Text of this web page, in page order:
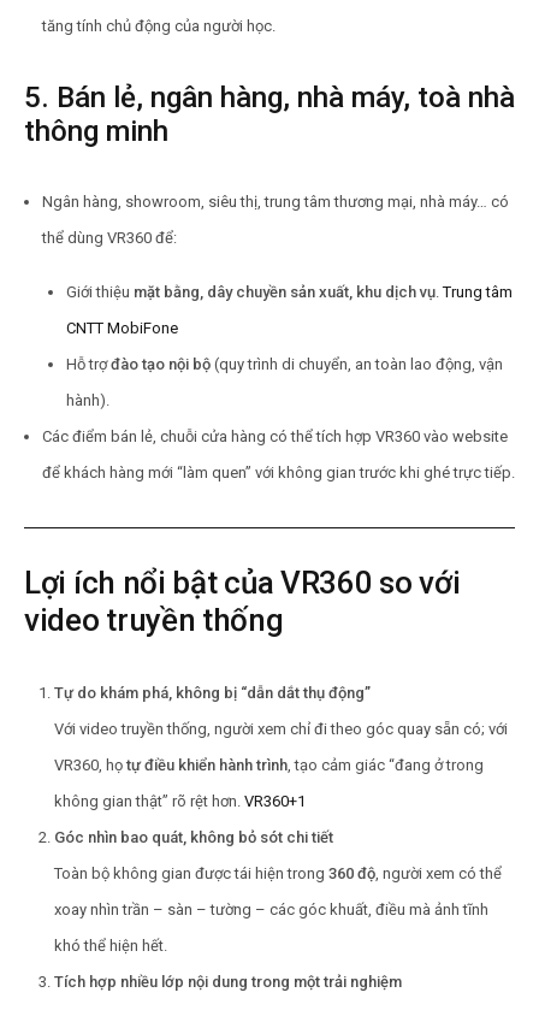
tăng tính chủ động của người học.
5. Bán lẻ, ngân hàng, nhà máy, toà nhà
thông minh
Ngân hàng, showroom, siêu thị, trung tâm thương mại, nhà máy… có
thể dùng VR360 để:
Giới thiệu mặt bằng, dây chuyền sản xuất, khu dịch vụ .Trung tâm
CNTT MobiFone
Hỗ trợđào tạo nội bộ (quy trình di chuyển, an toàn lao động, vận
hành).
Các điểm bán lẻ, chuỗi cửa hàng có thể tích hợp VR360 vào website
để khách hàng mới “làm quen” với không gian trước khi ghé trực tiếp.
Lợi ích nổi bật của VR360 so với
video truyền thống
Tự do khám phá, không bị “dẫn dắt thụ động”
Với video truyền thống, người xem chỉ đi theo góc quay sẵn có; với
VR360, họ tự điều khiển hành trình , tạo cảm giác “đang ở trong
không gian thật” rõ rệt hơn. VR360+1
Góc nhìn bao quát, không bỏ sót chi tiết
Toàn bộ không gian được tái hiện trong 360 độ , người xem có thể
xoay nhìn trần – sàn – tường – các góc khuất, điều mà ảnh tĩnh
khó thể hiện hết.
Tích hợp nhiều lớp nội dung trong một trải nghiệm